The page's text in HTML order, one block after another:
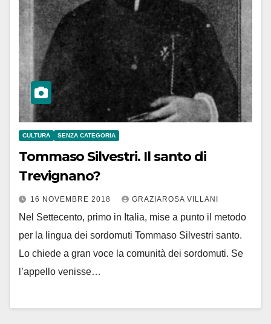
CULTURA SENZA CATEGORIA
Tommaso Silvestri. Il santo di
Trevignano?
16 NOVEMBRE 2018 GRAZIAROSA VILLANI
Nel Settecento, primo in Italia, mise a punto il metodo
per la lingua dei sordomuti Tommaso Silvestri santo.
Lo chiede a gran voce la comunità dei sordomuti. Se
l’appello venisse…